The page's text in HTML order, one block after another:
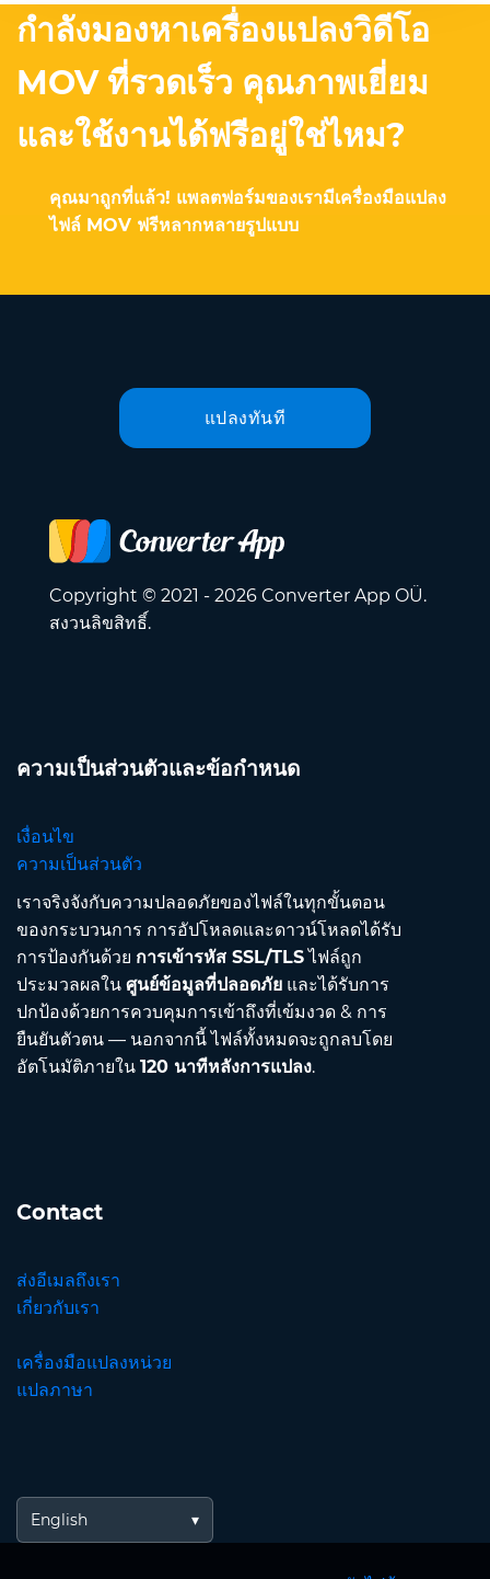
กำลังมองหาเครื่องแปลงวิดีโอ
MOV ที่รวดเร็ว คุณภาพเยี่ยม
และใช้งานได้ฟรีอยู่ใช่ไหม?
คุณมาถูกที่แล้ว! แพลตฟอร์มของเรามีเครื่องมือแปลง
ไฟล์ MOV ฟรีหลากหลายรูปแบบ
แปลงทันที
Copyright © 2021 - 2026 Converter App OÜ.
สงวนลิขสิทธิ์.
ความเป็นส่วนตัวและข้อกำหนด
เงื่อนไข
ความเป็นส่วนตัว
เราจริงจังกับความปลอดภัยของไฟล์ในทุกขั้นตอน
ของกระบวนการ การอัปโหลดและดาวน์โหลดได้รับ
การป้องกันด้วย การเข้ารหัส SSL/TLSไฟล์ถูก
ประมวลผลใน ศูนย์ข้อมูลที่ปลอดภัย และได้รับการ
ปกป้องด้วยการควบคุมการเข้าถึงที่เข้มงวด & การ
ยืนยันตัวตน — นอกจากนี้ ไฟล์ทั้งหมดจะถูกลบโดย
อัตโนมัติภายใน 120 นาทีหลังการแปลง.
Contact
ส่งอีเมลถึงเรา
เกี่ยวกับเรา
เครื่องมือแปลงหน่วย
แปลภาษา
English